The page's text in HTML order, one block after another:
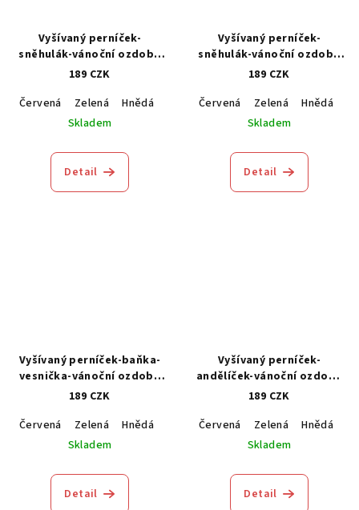
Vyšívaný perníček-
sněhulák-vánoční ozdoba
1kus
189 CZK
Červená
Zelená Hnědá
Modrá
Skladem
Detail
Vyšívaný perníček-
sněhulák-vánoční ozdoba
1kus
189 CZK
Červená
Zelená Hnědá
Skladem
Detail
Vyšívaný perníček-baňka-
vesnička-vánoční ozdoba
1kus
189 CZK
Červená
Zelená Hnědá
Modrá
Skladem
Detail
Vyšívaný perníček-
andělíček-vánoční ozdoba
1kus
189 CZK
Červená
Zelená Hnědá
Skladem
Detail